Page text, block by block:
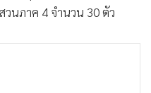
นภาค 4 จำนวน 30 ตัว